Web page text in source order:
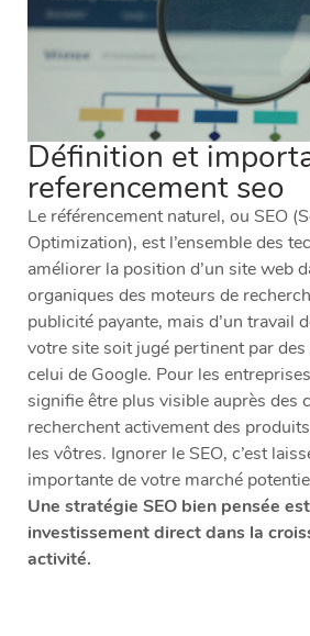
Définition et
referencement seo
Le référencement naturel, ou SEO
Optimization), est l’ensemble des
améliorer la position d’un site web
organiques des moteurs de
publicité payante, mais d’un travail
votre site soit jugé pertinent par
celui de Google. Pour les
signifie être plus visible auprès des
recherchent activement des
les vôtres. Ignorer le SEO, c’est
importante de votre marché
Une stratégie SEO bien pensée
investissement direct dans la
activité.